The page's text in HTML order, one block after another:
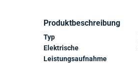
Produktbeschreibung
Typ
Elektrische
Leistungsaufnahme